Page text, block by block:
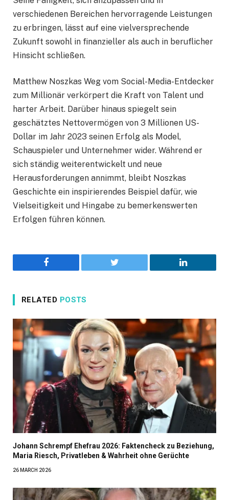
verschiedenen Bereichen hervorragende Leistungen
zu erbringen, lässt auf eine vielversprechende
Zukunft sowohl in finanzieller als auch in beruflicher
Hinsicht schließen.
Matthew Noszkas Weg vom Social-Media-Entdecker
zum Millionär verkörpert die Kraft von Talent und
harter Arbeit. Darüber hinaus spiegelt sein
geschätztes Nettovermögen von 3 Millionen US-
Dollar im Jahr 2023 seinen Erfolg als Model,
Schauspieler und Unternehmer wider. Während er
sich ständig weiterentwickelt und neue
Herausforderungen annimmt, bleibt Noszkas
Geschichte ein inspirierendes Beispiel dafür, wie
Vielseitigkeit und Hingabe zu bemerkenswerten
Erfolgen führen können.
Facebook Twitter LinkedIn
RELATED POSTS
Johann Schrempf Ehefrau 2026: Faktencheck zu Beziehung,
Maria Riesch, Privatleben & Wahrheit ohne Gerüchte
26 MARCH 2026